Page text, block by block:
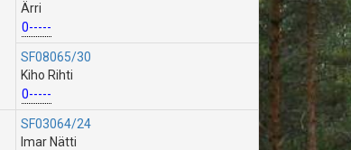
Ärri
0-----
SF08065/30
Kiho Rihti
0-----
SF03064/24
Imar Nätti